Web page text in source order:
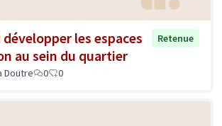
les espaces
au sein du quartier
Retenue
Doutre 0 0